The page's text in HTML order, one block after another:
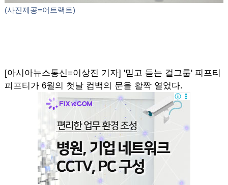
(사진제공=어트랙트)
[아시아뉴스통신=이상진 기자] '믿고 듣는 걸그룹' 피프티
피프티가 6월의 첫날 컴백의 문을 활짝 열었다.